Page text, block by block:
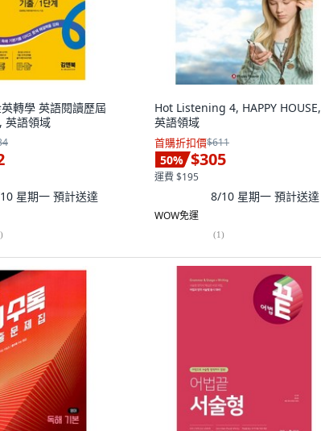
轉學 英語閱讀歷屆
英語領域
星期一 預計送達
)
Hot Listening 4, HAPPY HOUSE,
英語領域
首購折扣價$611
50% $305
運費 $195
8/10 星期一 預計送達
WOW免運
(1)